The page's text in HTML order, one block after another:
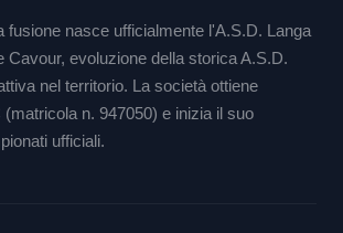
fusione nasce ufficialmente l'A.S.D. Langa
Cavour, evoluzione della storica A.S.D.
nel territorio. La società ottiene
(matricola n. 947050) e inizia il suo
ufficiali.